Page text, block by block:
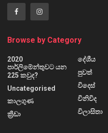
Browse by Category
2020
පාර්ලිමේන්තුවට යන
225 කවුද?
Uncategorised
කාලගුණ
ක්‍රීඩා
දේශීය
පුවත්
විදෙස්
විනිවිද
විලාසිතා